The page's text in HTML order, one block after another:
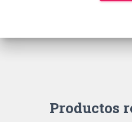
Productos